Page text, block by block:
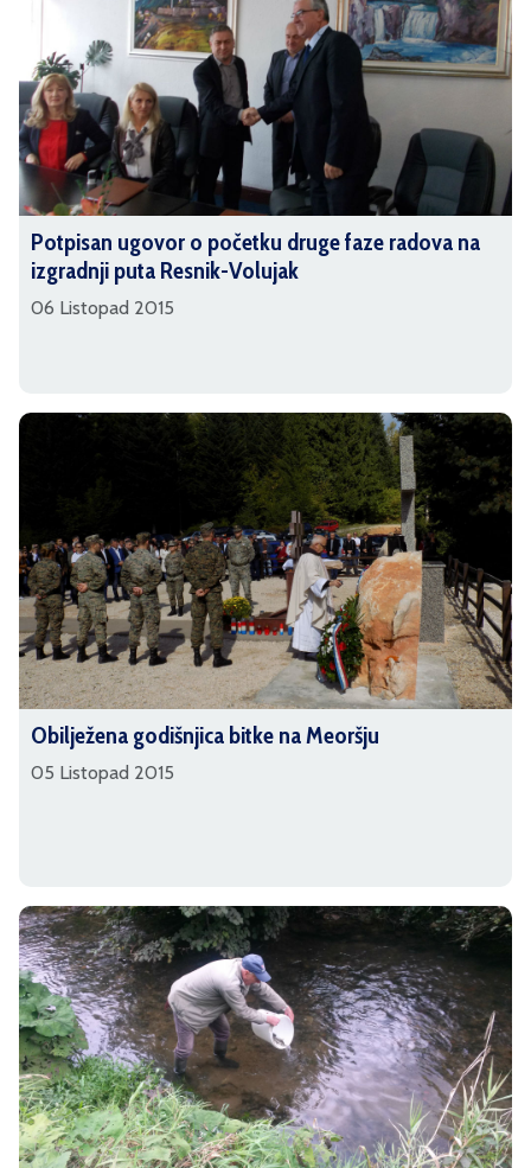
Potpisan ugovor o početku druge faze radova na
izgradnji puta Resnik-Volujak
06 Listopad 2015
Obilježena godišnjica bitke na Meoršju
05 Listopad 2015